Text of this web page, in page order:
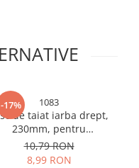
-17% 1083
de taiat iarba drept,
230mm, pentru
motocoasa, AVI-1083
10,79 RON
8,99 RON